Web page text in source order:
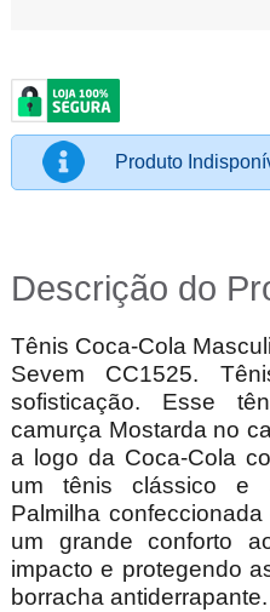
Produto
Descrição do
Tênis Coca-Cola
Sevem CC1525.
sofisticação. Esse
camurça Mostarda no
a logo da Coca-Cola
um tênis clássico e
Palmilha
um grande conforto
impacto e protegendo
borracha